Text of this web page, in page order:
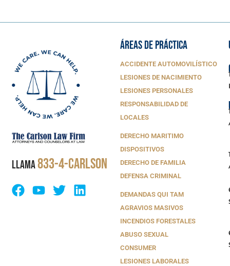
LLAMA833-4-CARLSON
ÁREAS DE PRÁCTICA
ACCIDENTE AUTOMOVILÍSTICO
LESIONES DE NACIMIENTO
LESIONES PERSONALES
RESPONSABILIDAD DE
LOCALES
DERECHO MARITIMO
DISPOSITIVOS
DERECHO DE FAMILIA
DEFENSA CRIMINAL
DEMANDAS QUI TAM
AGRAVIOS MASIVOS
INCENDIOS FORESTALES
ABUSO SEXUAL
CONSUMER
LESIONES LABORALES